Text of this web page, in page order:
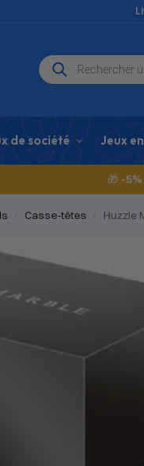
de société Jeux
🎁 -5%
Casse-têtes Huzzle